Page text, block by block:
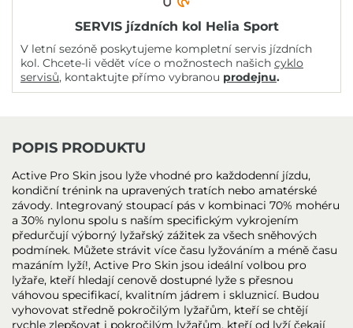
SERVIS jízdních kol Helia Sport
V letní sezóně poskytujeme kompletní servis jízdních
kol. Chcete-li vědět více o možnostech našich cyklo
servisů, kontaktujte přímo vybranou prodejnu.
POPIS PRODUKTU
Active Pro Skin jsou lyže vhodné pro každodenní jízdu,
kondiční trénink na upravených tratích nebo amatérské
závody. Integrovaný stoupací pás v kombinaci 70% mohéru
a 30% nylonu spolu s naším specifickým vykrojením
předurčují výborný lyžařský zážitek za všech sněhových
podmínek. Můžete strávit více času lyžováním a méně času
mazáním lyží!, Active Pro Skin jsou ideální volbou pro
lyžaře, kteří hledají cenově dostupné lyže s přesnou
váhovou specifikací, kvalitním jádrem i skluznicí. Budou
vyhovovat středně pokročilým lyžařům, kteří se chtějí
rychle zlepšovat i pokročilým lyžařům, kteří od lyží čekají